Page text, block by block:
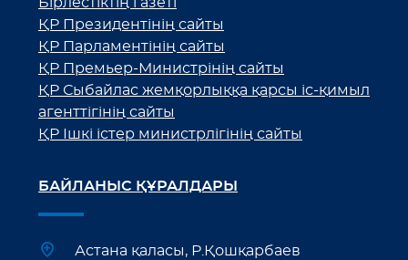
ҚР Президентінің сайты
ҚР Парламентінің сайты
ҚР Премьер-Министрінің сайты
ҚР Сыбайлас жемқорлыққа қарсы іс-қимыл
агенттігінің сайты
ҚР Ішкі істер министрлігінің сайты
БАЙЛАНЫС ҚҰРАЛДАРЫ
Астана қаласы, Р.Қошқарбаев